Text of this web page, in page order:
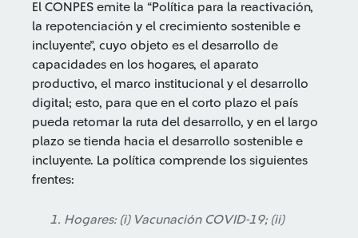
El CONPES emite la “Política para la reactivación,
la repotenciación y el crecimiento sostenible e
incluyente”, cuyo objeto es el desarrollo de
capacidades en los hogares, el aparato
productivo, el marco institucional y el desarrollo
digital; esto, para que en el corto plazo el país
pueda retomar la ruta del desarrollo, y en el largo
plazo se tienda hacia el desarrollo sostenible e
incluyente. La política comprende los siguientes
frentes:
Hogares: (i) Vacunación COVID-19; (ii)